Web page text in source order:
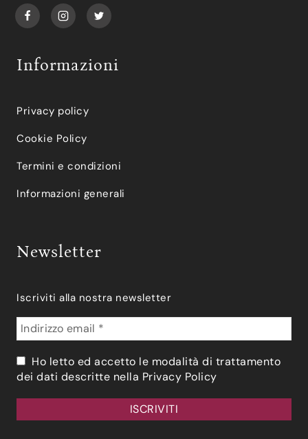
Informazioni
Privacy policy
Cookie Policy
Termini e condizioni
Informazioni generali
Newsletter
Iscriviti alla nostra newsletter
Ho letto ed accetto le modalità di trattamento
dei dati descritte nella Privacy Policy